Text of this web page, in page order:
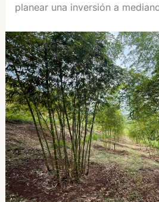
planear una inversión a